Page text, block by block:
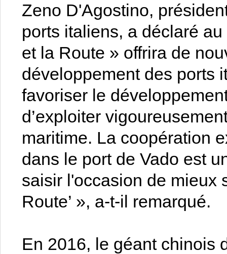
Zeno D'Agostino,
ports italiens, a déclaré
et la Route » offrira de
développement des ports
favoriser le
d’exploiter
maritime. La coopération
dans le port de Vado est
saisir l'occasion de mieux
Route’ », a-t-il remarqué.
En 2016, le géant chinois